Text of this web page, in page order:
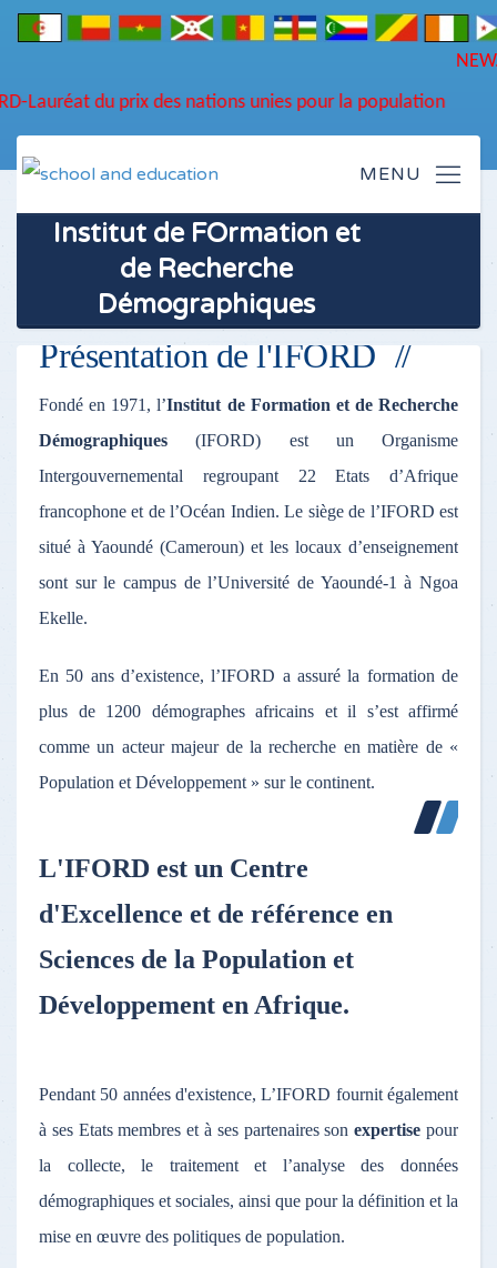
Lauréat du prix des nations unies pour la population
Institut de FOrmation et
de Recherche
Démographiques
Présentation de l'IFORD
Fondé en 1971, l’Institut de Formation et de Recherche
Démographiques (IFORD) est un Organisme
Intergouvernemental regroupant 22 Etats d’Afrique
francophone et de l’Océan Indien. Le siège de l’IFORD est
situé à Yaoundé (Cameroun) et les locaux d’enseignement
sont sur le campus de l’Université de Yaoundé-1 à Ngoa
Ekelle.
En 50 ans d’existence, l’IFORD a assuré la formation de
plus de 1200 démographes africains et il s’est affirmé
comme un acteur majeur de la recherche en matière de «
Population et Développement » sur le continent.
L'IFORD est un Centre
d'Excellence et de référence en
Sciences de la Population et
Développement en Afrique.
Pendant 50 années d'existence, L’IFORD fournit également
à ses Etats membres et à ses partenaires sonexpertisepour
la collecte, le traitement et l’analyse des données
démographiques et sociales, ainsi que pour la définition et la
mise en œuvre des politiques de population.